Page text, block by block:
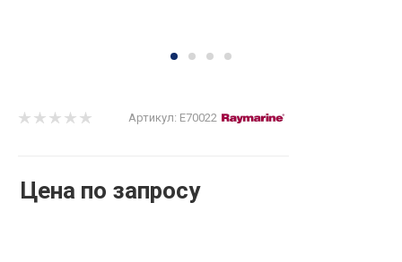
Артикул: E70022
Цена по запросу